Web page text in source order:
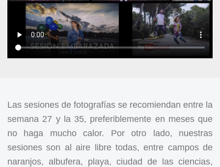
Las sesiones de fotografías se recomiendan entre la
semana 27 y la 35, preferiblemente en meses que
no haga mucho calor. Por otro lado, nuestras
sesiones son al aire libre todas, entre campos de
naranjos, albufera, playa, ciudad de las ciencias,